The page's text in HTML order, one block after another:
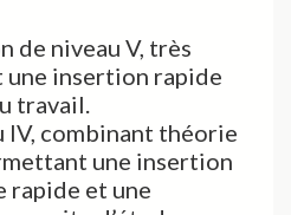
de niveau V, très
une insertion rapide
travail.
IV, combinant théorie
une insertion
rapide et une